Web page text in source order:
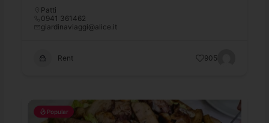
Patti
0941 361462
giardinaviaggi@alice.it
Rent 905
Popular